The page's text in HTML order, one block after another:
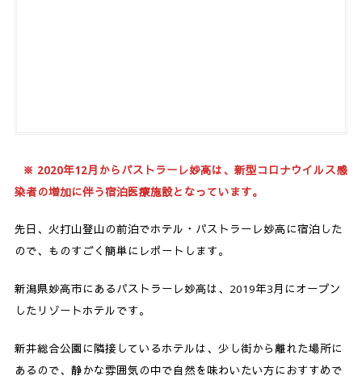
※ 2020年12月からパストラーレ妙高は、新型コロナウイルス感
染者の増加に伴う宿泊医療施設となっています。
先日、火打山登山の前泊でホテル・パストラーレ妙高に宿泊した
ので、ものすごく簡単にレポートします。
新潟県妙高市にあるパストラーレ妙高は、2019年3月にオープン
したリゾートホテルです。
新井総合公園に隣接しているホテルは、少し街から離れた場所に
あるので、静かな雰囲気の中で自然を味わいたい方におすすめで